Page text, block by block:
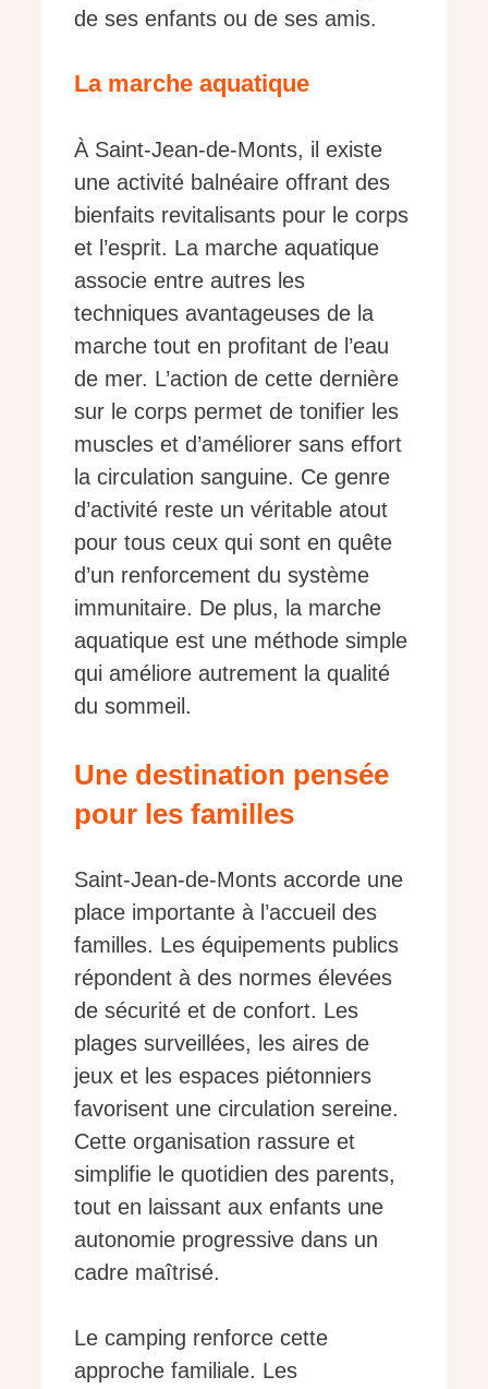
de ses enfants ou de ses amis.
La marche aquatique
À Saint-Jean-de-Monts, il existe
une activité balnéaire offrant des
bienfaits revitalisants pour le corps
et l’esprit. La marche aquatique
associe entre autres les
techniques avantageuses de la
marche tout en profitant de l’eau
de mer. L’action de cette dernière
sur le corps permet de tonifier les
muscles et d’améliorer sans effort
la circulation sanguine. Ce genre
d’activité reste un véritable atout
pour tous ceux qui sont en quête
d’un renforcement du système
immunitaire. De plus, la marche
aquatique est une méthode simple
qui améliore autrement la qualité
du sommeil.
Une destination pensée
pour les familles
Saint-Jean-de-Monts accorde une
place importante à l’accueil des
familles. Les équipements publics
répondent à des normes élevées
de sécurité et de confort. Les
plages surveillées, les aires de
jeux et les espaces piétonniers
favorisent une circulation sereine.
Cette organisation rassure et
simplifie le quotidien des parents,
tout en laissant aux enfants une
autonomie progressive dans un
cadre maîtrisé.
Le camping renforce cette
approche familiale. Les